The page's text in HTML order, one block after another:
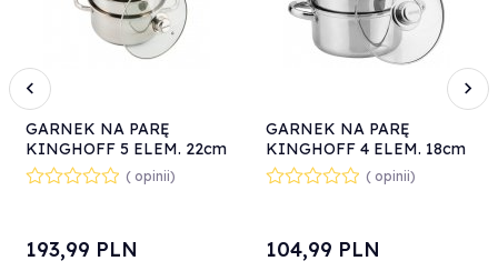
GARNEK NA PARĘ
KINGHOFF 5 ELEM. 22cm
KH-3329
( opinii)
193,99 PLN
GARNEK NA PARĘ
KINGHOFF 4 ELEM. 18cm
KH-3316
( opinii)
104,99 PLN